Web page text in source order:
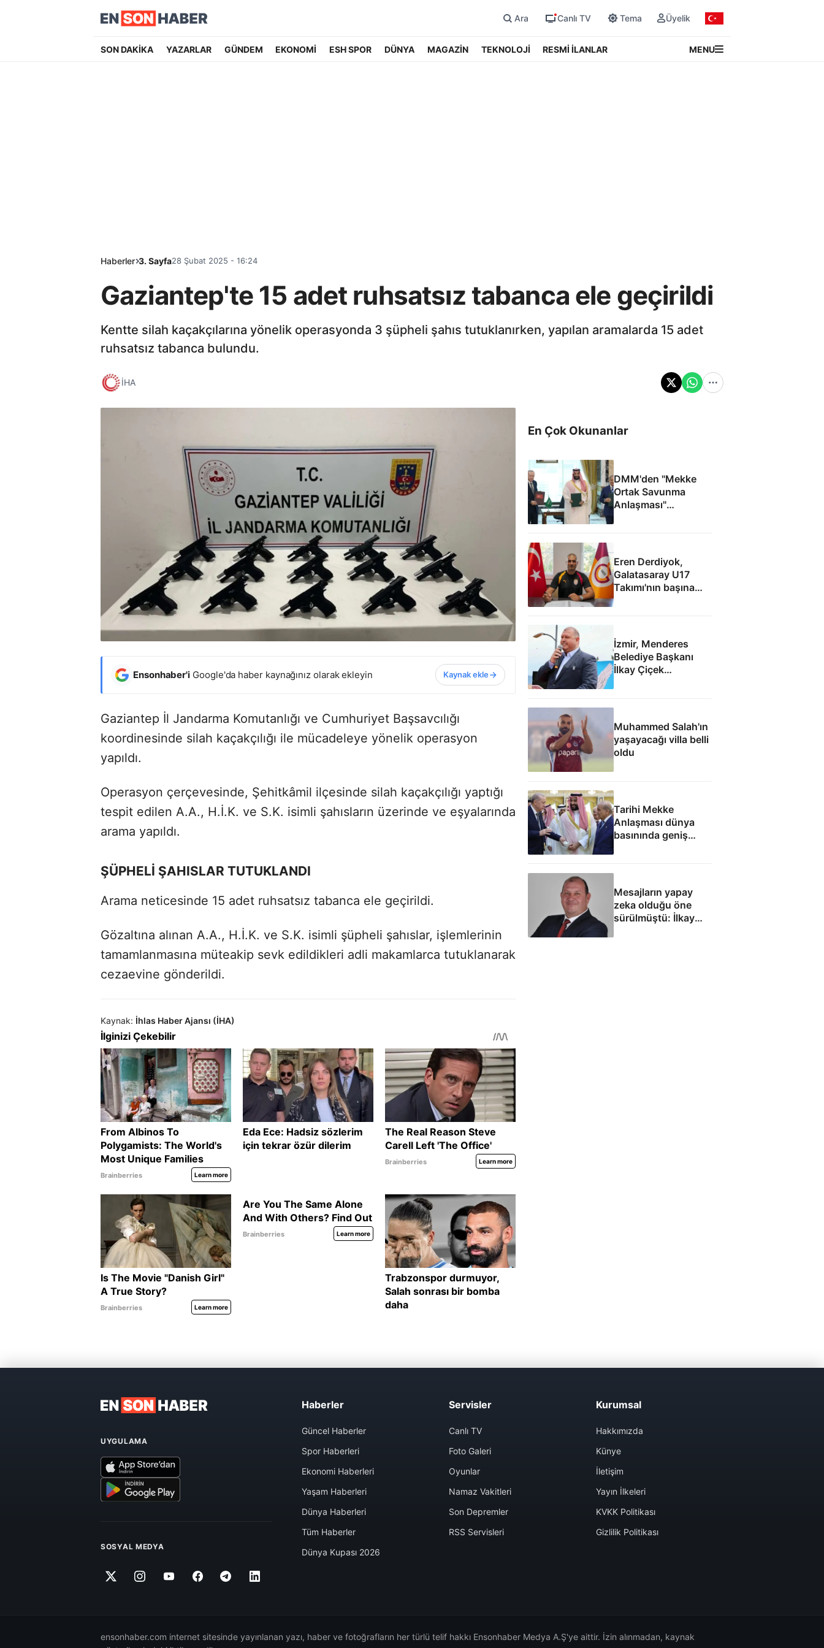
Ara Canlı TV Tema Üyelik
SON DAKİKA YAZARLAR GÜNDEM EKONOMİ ESH SPOR DÜNYA MAGAZİN TEKNOLOJİ RESMİ İLANLAR MENU
Haberler 3. Sayfa28 Şubat 2025 - 16:24
Gaziantep'te 15 adet ruhsatsız tabanca ele geçirildi
Kentte silah kaçakçılarına yönelik operasyonda 3 şüpheli şahıs tutuklanırken, yapılan aramalarda 15 adet
ruhsatsız tabanca bulundu.
İHA
Ensonhaber'i Google'da haber kaynağınız olarak ekleyin Kaynak ekle
Gaziantep İl Jandarma Komutanlığı ve Cumhuriyet Başsavcılığı
koordinesinde silah kaçakçılığı ile mücadeleye yönelik operasyon
yapıldı.
Operasyon çerçevesinde, Şehitkâmil ilçesinde silah kaçakçılığı yaptığı
tespit edilen A.A., H.İ.K. ve S.K. isimli şahısların üzerinde ve eşyalarında
arama yapıldı.
ŞÜPHELİ ŞAHISLAR TUTUKLANDI
Arama neticesinde 15 adet ruhsatsız tabanca ele geçirildi.
Gözaltına alınan A.A., H.İ.K. ve S.K. isimli şüpheli şahıslar, işlemlerinin
tamamlanmasına müteakip sevk edildikleri adli makamlarca tutuklanarak
cezaevine gönderildi.
Kaynak: İhlas Haber Ajansı (İHA)
En Çok Okunanlar
DMM'den "Mekke
Ortak Savunma
Anlaşması"
iddialarına yalanlama
Eren Derdiyok,
Galatasaray U17
Takımı'nın başına
geçti
İzmir, Menderes
Belediye Başkanı
İlkay Çiçek
Muhammed Salah'ın
yaşayacağı villa belli
oldu
Tarihi Mekke
Anlaşması dünya
basınında geniş
yankı uyandırdı
Mesajların yapay
zeka olduğu öne
sürülmüştü: İlkay
UYGULAMA
SOSYAL MEDYA
Haberler
Güncel Haberler
Spor Haberleri
Ekonomi Haberleri
Yaşam Haberleri
Dünya Haberleri
Tüm Haberler
Dünya Kupası 2026
Servisler
Canlı TV
Foto Galeri
Oyunlar
Namaz Vakitleri
Son Depremler
RSS Servisleri
Kurumsal
Hakkımızda
Künye
İletişim
Yayın İlkeleri
KVKK Politikası
Gizlilik Politikası
ensonhaber.com internet sitesinde yayınlanan yazı, haber ve fotoğrafların her türlü telif hakkı Ensonhaber Medya A.Ş'ye aittir. İzin alınmadan, kaynak